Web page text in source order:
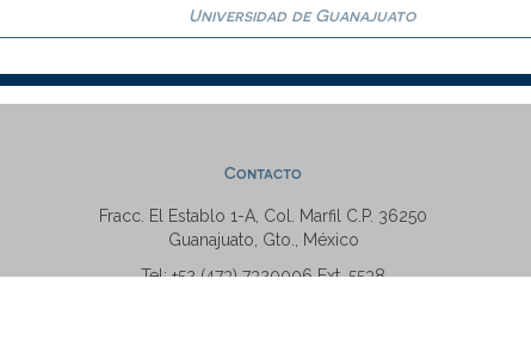
Universidad de Guanajuato
Contacto
Fracc. El Establo 1-A, Col. Marfil C.P. 36250
Guanajuato, Gto., México
Tel: +52 (473) 7320006 Ext. 5538